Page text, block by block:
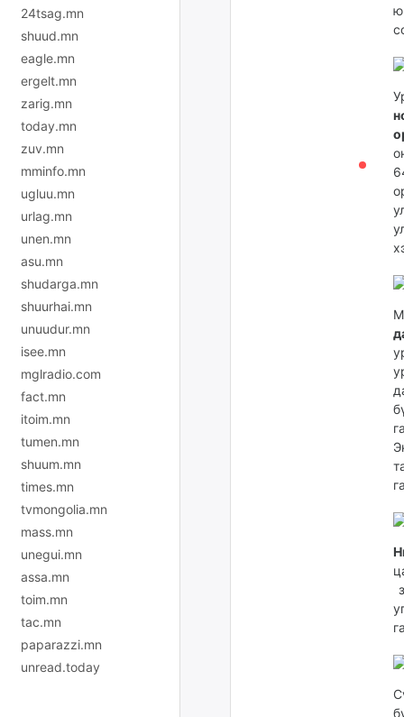
24tsag.mn
shuud.mn
eagle.mn
ergelt.mn
zarig.mn
today.mn
zuv.mn
mminfo.mn
ugluu.mn
urlag.mn
unen.mn
asu.mn
shudarga.mn
shuurhai.mn
unuudur.mn
isee.mn
mglradio.com
fact.mn
itoim.mn
tumen.mn
shuum.mn
times.mn
tvmongolia.mn
mass.mn
unegui.mn
assa.mn
toim.mn
tac.mn
paparazzi.mn
unread.today